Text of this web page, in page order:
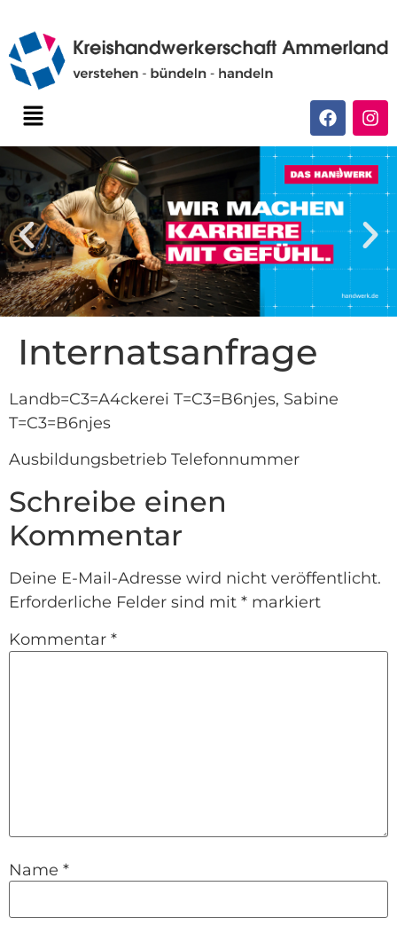
Internatsanfrage
Landb=C3=A4ckerei T=C3=B6njes, Sabine
T=C3=B6njes
Ausbildungsbetrieb Telefonnummer
Schreibe einen
Kommentar
Deine E-Mail-Adresse wird nicht veröffentlicht.
Erforderliche Felder sind mit * markiert
Kommentar *
Name *